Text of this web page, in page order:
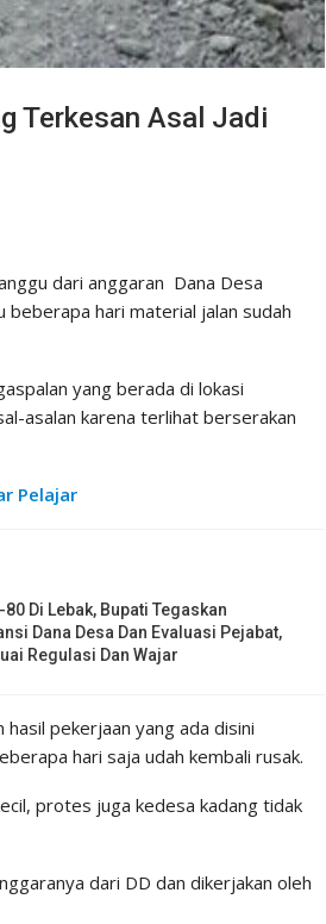
Terkesan Asal Jadi
dari anggaran Dana Desa
hari material jalan sudah
yang berada di lokasi
asalan karena terlihat berserakan
Pelajar
80 Di Lebak, Bupati Tegaskan
Dana Desa Dan Evaluasi Pejabat,
Regulasi Dan Wajar
pekerjaan yang ada disini
hari saja udah kembali rusak.
protes juga kedesa kadang tidak
dari DD dan dikerjakan oleh